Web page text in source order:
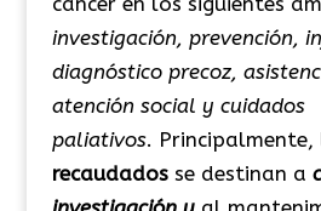
investigación, prevención,
diagnóstico precoz,
atención social y cuidados
paliativos. Principalmente,
recaudadosse destinan a